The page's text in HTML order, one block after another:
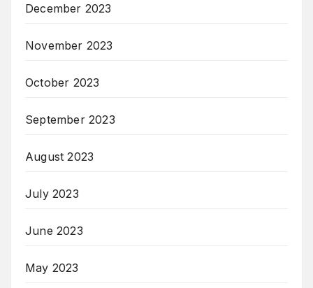
December 2023
November 2023
October 2023
September 2023
August 2023
July 2023
June 2023
May 2023